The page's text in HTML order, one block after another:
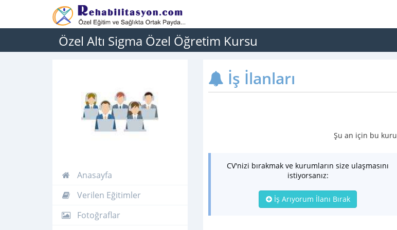
Özel Altı Sigma Özel Öğretim Kursu
Anasayfa
Verilen Eğitimler
Fotoğraflar
İş İlanları
Şu an için bu
CV'nizi bırakmak ve kurumların size ulaşmasını
istiyorsanız:
İş Arıyorum İlanı Bırak